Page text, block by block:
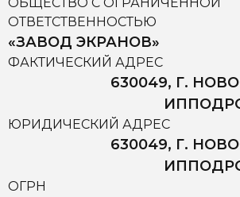
ОТВЕТСТВЕННОСТЬЮ
«ЗАВОД ЭКРАНОВ»
ФАКТИЧЕСКИЙ АДРЕС
630049, Г.
ЮРИДИЧЕСКИЙ АДРЕС
630049, Г.
ОГРН